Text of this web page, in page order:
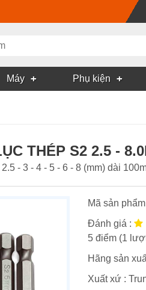
Máy Phụ kiện
THÉP S2 2.5 -
- 3 - 4 - 5 - 6 - 8 (mm) dài
Mã sản
Đánh giá :
5 điểm (1
Hãng sản
Xuất xứ :